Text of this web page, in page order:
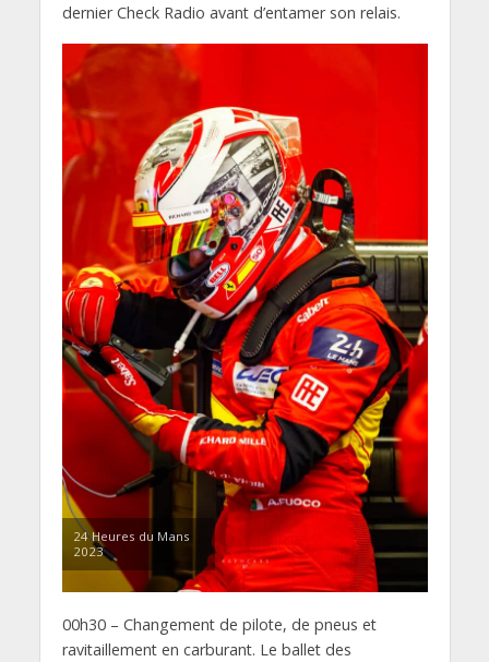
dernier Check Radio avant d’entamer son relais.
24 Heures du Mans
2023
00h30 – Changement de pilote, de pneus et
ravitaillement en carburant. Le ballet des